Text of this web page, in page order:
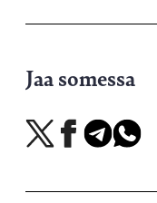
Jaa somessa
Jaa
X-
Jaa
Facebookissa
Jaa
Telegramissa
Jaa